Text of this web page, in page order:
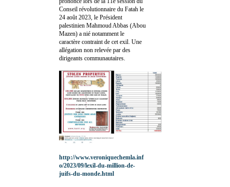
Conseil révolutionnaire du Fatah le
24 août 2023, le Président
palestinien Mahmoud Abbas (Abou
Mazen) a nié notamment le
caractère contraint de cet exil. Une
allégation non relevée par des
dirigeants communautaires.
http://www.veroniquechemla.inf
o/2023/09/lexil-du-million-de-
juifs-du-monde.html